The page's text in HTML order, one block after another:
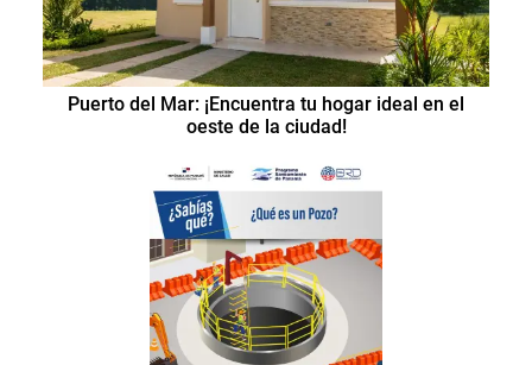
Puerto del Mar: ¡Encuentra tu hogar ideal en el
oeste de la ciudad!